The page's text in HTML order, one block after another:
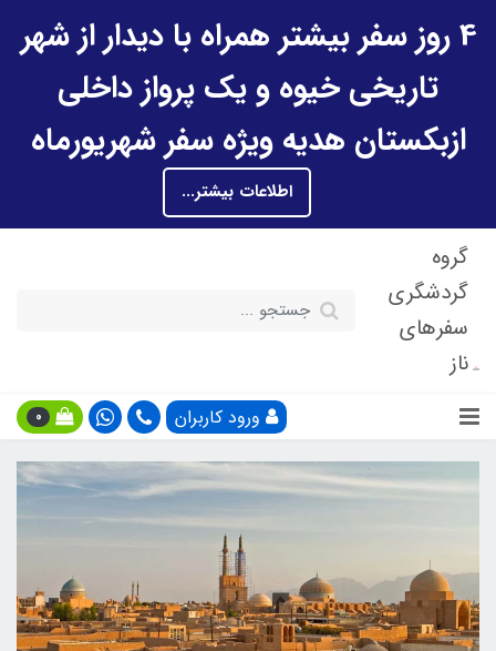
4 روز سفر بیشتر همراه با دیدار از شهر
تاریخی خیوه و یک پرواز داخلی
ازبکستان هدیه ویژه سفر شهریورماه
اطلاعات بیشتر...
گروه
گردشگری
سفرهای
ناز
ورود کاربران 0